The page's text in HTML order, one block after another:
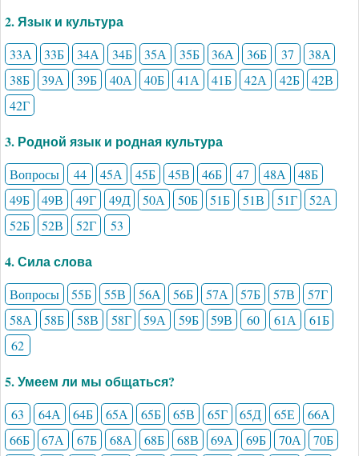
2. Язык и культура
33А 33Б 34А 34Б 35А 35Б 36А 36Б 37
38А
38Б
39А 39Б 40А 40Б 41А 41Б 42А 42Б
42В
42Г
3. Родной язык и родная культура
Вопросы 44 45А 45Б 45В 46Б 47 48А
48Б
49Б
49В 49Г 49Д 50А 50Б 51Б 51В 51Г
52А
52Б
52В 52Г 53
4. Сила слова
Вопросы 55Б 55В 56А 56Б 57А 57Б 57В
57Г
58А
58Б 58В 58Г 59А 59Б 59В 60 61А
61Б
62
5. Умеем ли мы общаться?
63 64А 64Б 65А 65Б 65В 65Г 65Д 65Е
66А
66Б
67А 67Б 68А 68Б 68В 69А 69Б 70А
70Б